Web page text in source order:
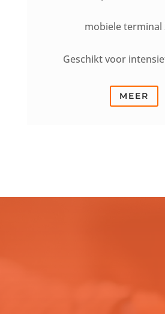
mobiele terminal
Geschikt voor
MEER